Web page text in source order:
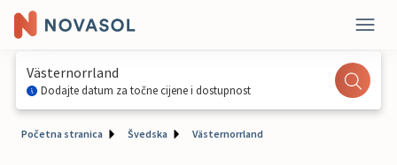
Västernorrland
Dodajte datum za točne cijene i dostupnost
Početna stranica Švedska Västernorrland